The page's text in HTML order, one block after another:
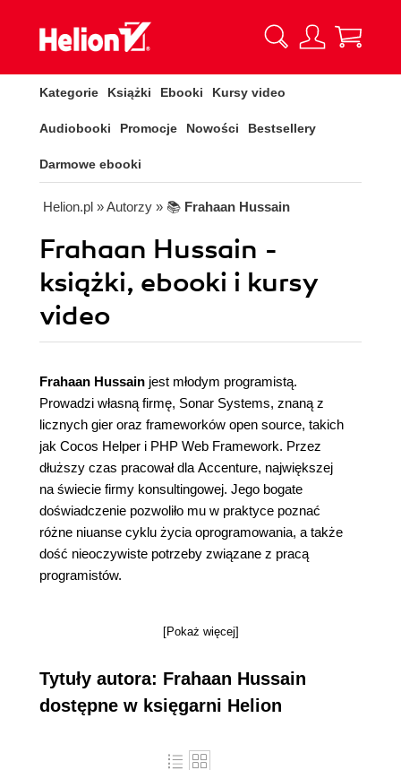
Kategorie Książki Ebooki Kursy video
Audiobooki Promocje Nowości Bestsellery
Darmowe ebooki
Helion.pl » Autorzy » 📚 Frahaan Hussain
Frahaan Hussain -
książki, ebooki i kursy
video
Frahaan Hussain jest młodym programistą.
Prowadzi własną firmę, Sonar Systems, znaną z
licznych gier oraz frameworków open source, takich
jak Cocos Helper i PHP Web Framework. Przez
dłuższy czas pracował dla Accenture, największej
na świecie firmy konsultingowej. Jego bogate
doświadczenie pozwoliło mu w praktyce poznać
różne niuanse cyklu życia oprogramowania, a także
dość nieoczywiste potrzeby związane z pracą
programistów.
[Pokaż więcej]
Tytuły autora: Frahaan Hussain
dostępne w księgarni Helion